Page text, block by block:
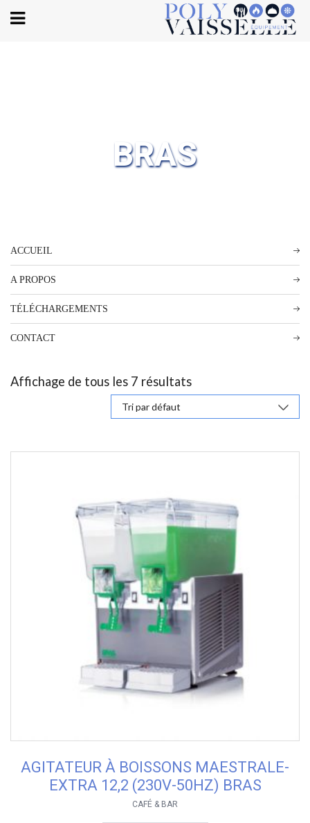
BRAS
ACCUEIL
A PROPOS
TÉLÉCHARGEMENTS
CONTACT
Affichage de tous les 7 résultats
AGITATEUR À BOISSONS MAESTRALE-
EXTRA 12,2 (230V-50HZ) BRAS
CAFÉ & BAR